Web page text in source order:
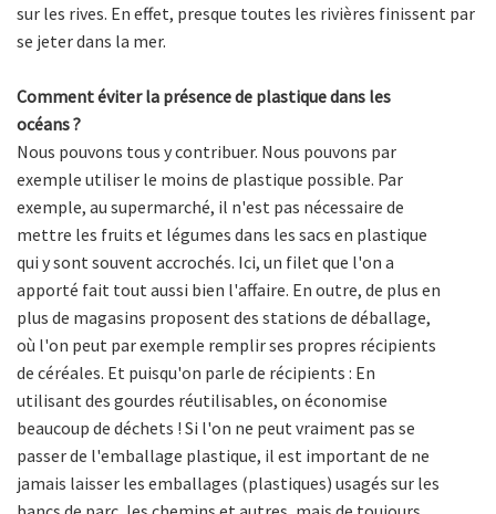
sur les rives. En effet, presque toutes les rivières finissent par
se jeter dans la mer.
Comment éviter la présence de plastique dans les
océans ?
Nous pouvons tous y contribuer. Nous pouvons par
exemple utiliser le moins de plastique possible. Par
exemple, au supermarché, il n'est pas nécessaire de
mettre les fruits et légumes dans les sacs en plastique
qui y sont souvent accrochés. Ici, un filet que l'on a
apporté fait tout aussi bien l'affaire. En outre, de plus en
plus de magasins proposent des stations de déballage,
où l'on peut par exemple remplir ses propres récipients
de céréales. Et puisqu'on parle de récipients : En
utilisant des gourdes réutilisables, on économise
beaucoup de déchets ! Si l'on ne peut vraiment pas se
passer de l'emballage plastique, il est important de ne
jamais laisser les emballages (plastiques) usagés sur les